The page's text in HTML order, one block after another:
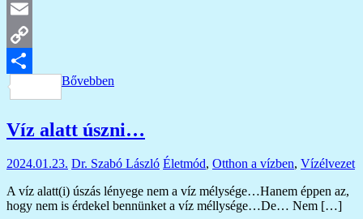
Gmail
Email
Copy
Link
Ossza
Bővebben
Víz alatt úszni…
2024.01.23. Dr. Szabó László Életmód, Otthon a vízben, Vízélvezet
A víz alatt(i) úszás lényege nem a víz mélysége…Hanem éppen az,
hogy nem is érdekel bennünket a víz méllysége…De… Nem […]